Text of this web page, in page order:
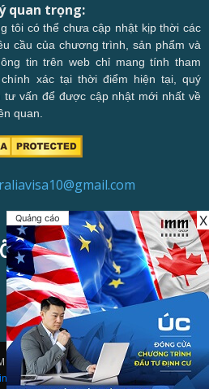
Quảng cáo X
quan trọng:
tôi có thể chưa cập nhật kịp thời các
cầu của chương trình, sản phẩm và
tin trên web chỉ mang tính tham
xác tại thời điểm hiện tại, quý
tư vấn để được cập nhật mới nhất về
quan.
CHÚNG TÔI
Group | Thiết kế website bởiIMM BDA.|
cu uc|Visa 188A,Visa 188B,Visa 188C,